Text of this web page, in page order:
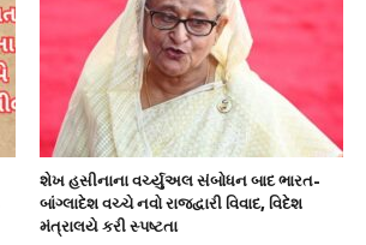
શેખ હસીનાના વર્ચ્યુઅલ સંબોધન બાદ ભારત-
બાંગ્લાદેશ વચ્ચે નવો રાજદ્વારી વિવાદ, વિદેશ
મંત્રાલયે કરી સ્પષ્ટતા